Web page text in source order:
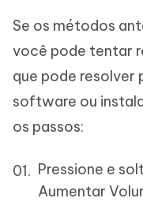
Se os métodos
você pode tentar
que pode resolver
software ou
os passos:
Pressione e
Aumentar